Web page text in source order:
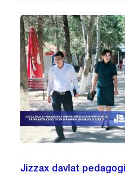
Jizzax davlat